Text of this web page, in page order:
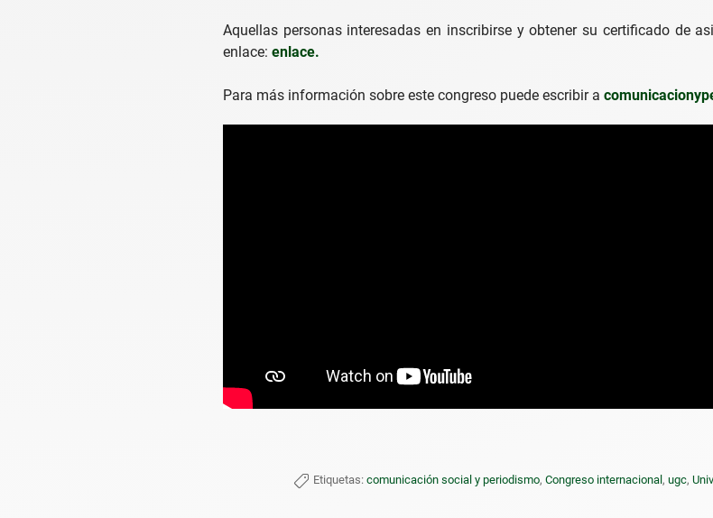
Aquellas personas interesadas en inscribirse y obtener su certificado de
enlace: enlace.
Para más información sobre este congreso puede escribir a
Etiquetas: comunicación social y periodismo, Congreso internacional , ugc,